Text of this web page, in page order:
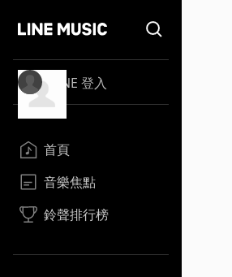
LINE 登入
首頁
音樂焦點
鈴聲排行榜